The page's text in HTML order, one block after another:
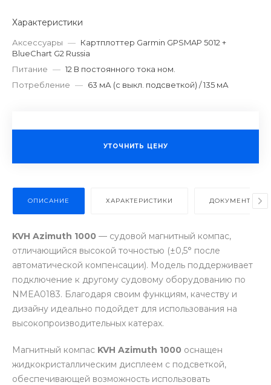
Характеристики
Аксессуары — Картплоттер Garmin GPSMAP 5012 +
BlueChart G2 Russia
Питание — 12 В постоянного тока ном.
Потребление — 63 мА (с выкл. подсветкой) / 135 мА
УТОЧНИТЬ ЦЕНУ
ОПИСАНИЕ ХАРАКТЕРИСТИКИ ДОКУМЕНТЫ
KVH Azimuth 1000 — судовой магнитный компас,
отличающийся высокой точностью (±0,5° после
автоматической компенсации). Модель поддерживает
подключение к другому судовому оборудованию по
NMEA0183. Благодаря своим функциям, качеству и
дизайну идеально подойдет для использования на
высокопроизводительных катерах.
Магнитный компас KVH Azimuth 1000 оснащен
жидкокристаллическим дисплеем с подсветкой,
обеспечивающей возможность использовать